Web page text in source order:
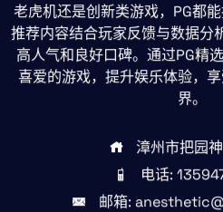
老虎机还是创新类游戏，PG都
推荐内容结合玩家反馈与数据分
高人气和良好口碑。通过PG精
喜爱的游戏，提升娱乐体验，
界。
漳州市把园
电话:
邮箱: